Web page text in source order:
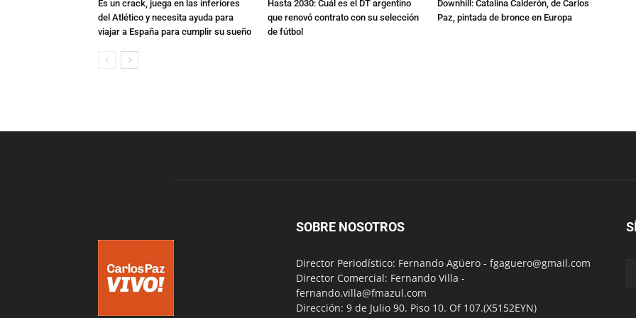
Es un crack, juega en las inferiores
del Atlético y necesita ayuda para
viajar a España para cumplir su sueño
Hasta 2030: Cuál es el DT argentino
que renovó contrato con su selección
de fútbol
Downhill: Catalina Calderón, de Carlos
Paz, pintada de bronce en Europa
SOBRE NOSOTROS
Director Periodístico: Fernando Agüero - fgaguero@gmail.com
Director Comercial: Fernando Villa -
fernando.villa@fmazul.com
Dirección: 9 de Julio 90. Piso 10. Of 107.(X5152EYN)